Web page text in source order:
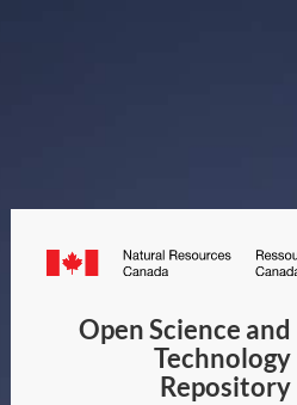
Canada.ca
Open Science and
Technology
Repository